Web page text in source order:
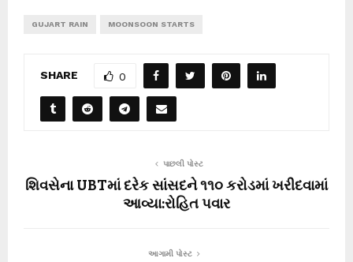
GUJART RAIN MOONSOON STARTS
SHARE 0
પાછલી પોસ્ટ
શિવસેના UBTમાં દરેક સાંસદને ૧૧૦ કરોડમાં ખરીદવામાં
આવ્યા:રોહિત પવાર
આગામી પોસ્ટ